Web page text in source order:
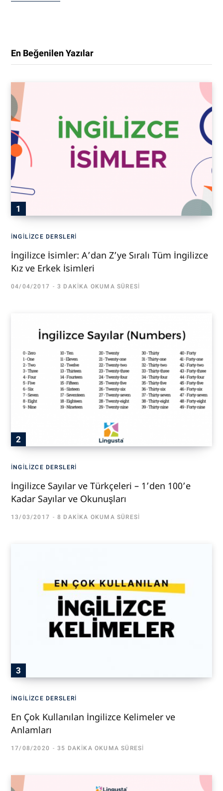
En Beğenilen Yazılar
İNGILIZCE DERSLERI
İngilizce İsimler: A’dan Z’ye Sıralı Tüm İngilizce
Kız ve Erkek İsimleri
04/04/2017 3 DAKIKA OKUMA SÜRESI
İNGILIZCE DERSLERI
İngilizce Sayılar ve Türkçeleri – 1’den 100’e
Kadar Sayılar ve Okunuşları
13/03/2017 8 DAKIKA OKUMA SÜRESI
İNGILIZCE DERSLERI
En Çok Kullanılan İngilizce Kelimeler ve
Anlamları
17/08/2020 35 DAKIKA OKUMA SÜRESI